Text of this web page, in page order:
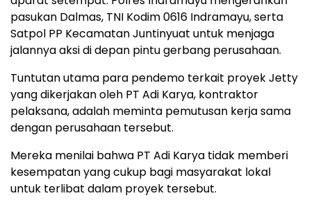
pasukan Dalmas, TNI Kodim 0616 Indramayu, serta
Satpol PP Kecamatan Juntinyuat untuk menjaga
jalannya aksi di depan pintu gerbang perusahaan.
Tuntutan utama para pendemo terkait proyek Jetty
yang dikerjakan oleh PT Adi Karya, kontraktor
pelaksana, adalah meminta pemutusan kerja sama
dengan perusahaan tersebut.
Mereka menilai bahwa PT Adi Karya tidak memberi
kesempatan yang cukup bagi masyarakat lokal
untuk terlibat dalam proyek tersebut.